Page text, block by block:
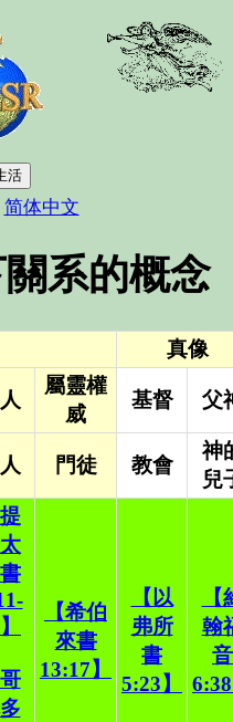
活
简体中文
系的概念
真像
屬靈權
威
基督 父
門徒 教會
神
兒
提
哥
【希伯
來書
13:17】
【以
弗所
書
5:23】
【
翰
音